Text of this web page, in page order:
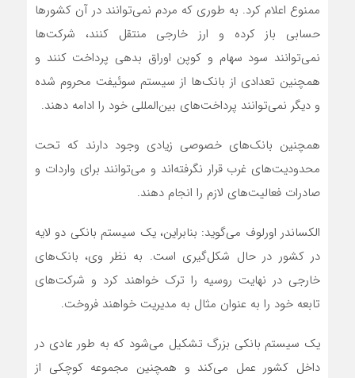
ممنوع اعلام کرد. به طوری که مردم نمی‌توانند در آن کشورها
حسابی باز کرده و ارز خارجی منتقل کنند، شرکت‌ها
نمی‌توانند سود سهام و کوپن اوراق بدهی پرداخت کنند و
همچنین تعدادی از بانک‌ها از سیستم سوئیفت محروم شده
و دیگر نمی‌توانند پرداخت‌های بین‌المللی خود را ادامه دهند.
همچنین بانک‌های خصوصی زیادی وجود دارند که تحت
محدودیت‌های غرب قرار نگرفته‌اند و می‌توانند برای واردات و
صادرات فعالیت‌های لازم را انجام دهند.
الکساندر اورلوف می‌گوید: بنابراین، یک سیستم بانکی دو لایه
در کشور در حال شکل‌گیری است. به نظر وی، بانک‌های
خارجی در نهایت روسیه را ترک خواهند کرد و شرکت‌های
تابعه خود را به عنوان مثال به مدیریت خواهند فروخت.
یک سیستم بانکی بزرگ تشکیل می‌شود که به طور عادی در
داخل کشور عمل می‌کند و همچنین مجموعه کوچکی از